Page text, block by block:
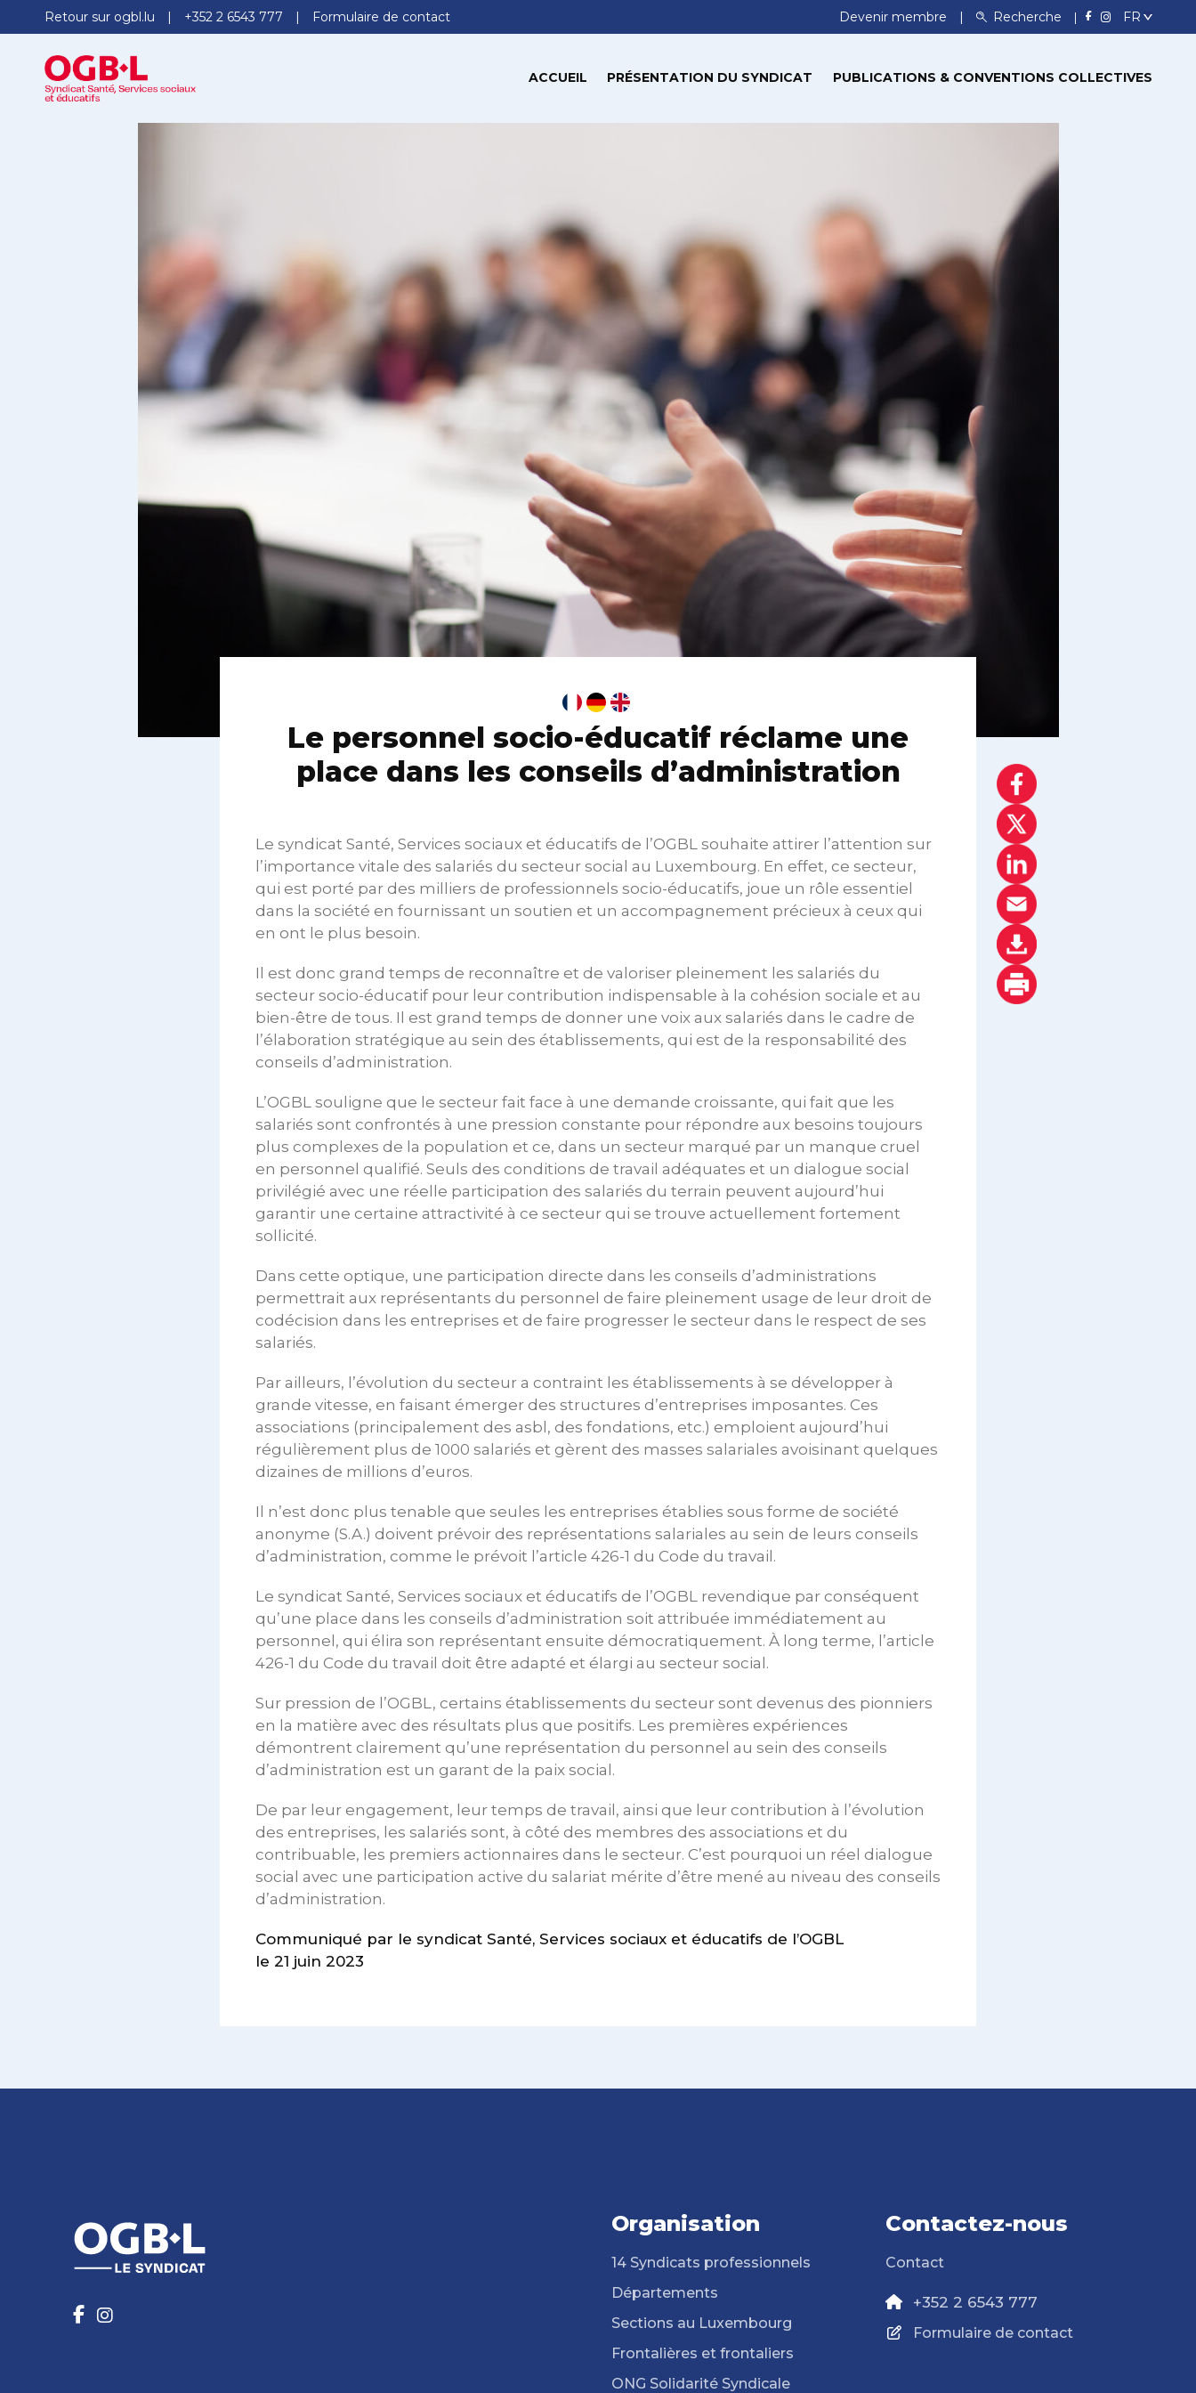
Retour sur ogbl.lu +352 2 6543 777 Formulaire de contact Devenir membre Recherche
ACCUEIL PRÉSENTATION DU SYNDICAT PUBLICATIONS & CONVENTIONS COLLECTIVES
Le personnel socio-éducatif réclame une
place dans les conseils d’administration
Le syndicat Santé, Services sociaux et éducatifs de l’OGBL souhaite attirer l’attention sur
l’importance vitale des salariés du secteur social au Luxembourg. En effet, ce secteur,
qui est porté par des milliers de professionnels socio-éducatifs, joue un rôle essentiel
dans la société en fournissant un soutien et un accompagnement précieux à ceux qui
en ont le plus besoin.
Il est donc grand temps de reconnaître et de valoriser pleinement les salariés du
secteur socio-éducatif pour leur contribution indispensable à la cohésion sociale et au
bien-être de tous. Il est grand temps de donner une voix aux salariés dans le cadre de
l’élaboration stratégique au sein des établissements, qui est de la responsabilité des
conseils d’administration.
L’OGBL souligne que le secteur fait face à une demande croissante, qui fait que les
salariés sont confrontés à une pression constante pour répondre aux besoins toujours
plus complexes de la population et ce, dans un secteur marqué par un manque cruel
en personnel qualifié. Seuls des conditions de travail adéquates et un dialogue social
privilégié avec une réelle participation des salariés du terrain peuvent aujourd’hui
garantir une certaine attractivité à ce secteur qui se trouve actuellement fortement
sollicité.
Dans cette optique, une participation directe dans les conseils d’administrations
permettrait aux représentants du personnel de faire pleinement usage de leur droit de
codécision dans les entreprises et de faire progresser le secteur dans le respect de ses
salariés.
Par ailleurs, l’évolution du secteur a contraint les établissements à se développer à
grande vitesse, en faisant émerger des structures d’entreprises imposantes. Ces
associations (principalement des asbl, des fondations, etc.) emploient aujourd’hui
régulièrement plus de 1000 salariés et gèrent des masses salariales avoisinant quelques
dizaines de millions d’euros.
Il n’est donc plus tenable que seules les entreprises établies sous forme de société
anonyme (S.A.) doivent prévoir des représentations salariales au sein de leurs conseils
d’administration, comme le prévoit l’article 426-1 du Code du travail.
Le syndicat Santé, Services sociaux et éducatifs de l’OGBL revendique par conséquent
qu’une place dans les conseils d’administration soit attribuée immédiatement au
personnel, qui élira son représentant ensuite démocratiquement. À long terme, l’article
426-1 du Code du travail doit être adapté et élargi au secteur social.
Sur pression de l’OGBL, certains établissements du secteur sont devenus des pionniers
en la matière avec des résultats plus que positifs. Les premières expériences
démontrent clairement qu’une représentation du personnel au sein des conseils
d’administration est un garant de la paix social.
De par leur engagement, leur temps de travail, ainsi que leur contribution à l’évolution
des entreprises, les salariés sont, à côté des membres des associations et du
contribuable, les premiers actionnaires dans le secteur. C’est pourquoi un réel dialogue
social avec une participation active du salariat mérite d’être mené au niveau des conseils
d’administration.
Communiqué par le syndicat Santé, Services sociaux et éducatifs de l’OGBL
le 21 juin 2023
Organisation
14 Syndicats professionnels
Départements
Sections au Luxembourg
Frontalières et frontaliers
ONG Solidarité Syndicale
Contactez-nous
Contact
+352 2 6543 777
Formulaire de contact